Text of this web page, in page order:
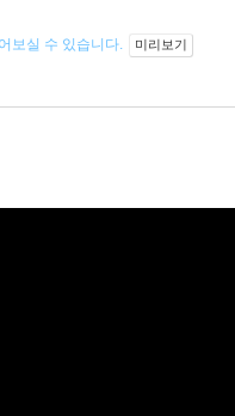
보실 수 있습니다. 미리보기